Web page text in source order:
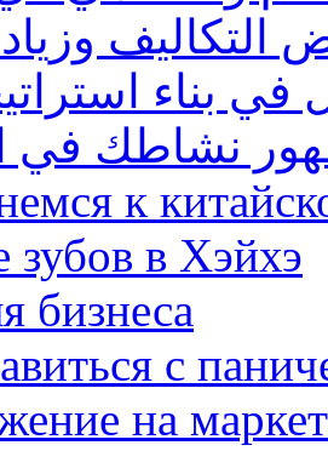
بناء
نشاطك في
к
зубов в Хэйхэ
бизнеса
с
на